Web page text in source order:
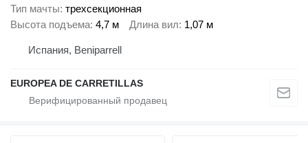
Тип мачты трехсекционная
Высота подъема 4,7 м Длина вил 1,07 м
Испания, Beniparrell
EUROPEA DE CARRETILLAS